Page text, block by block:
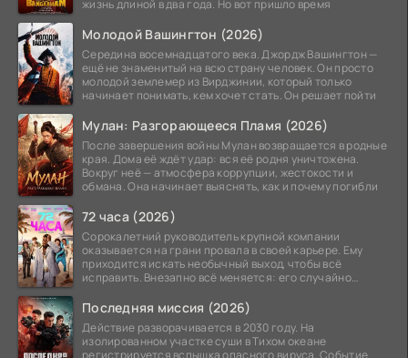
жизнь длиной в два года. Но вот пришло время
Молодой Вашингтон (2026)
Середина восемнадцатого века. Джордж Вашингтон —
ещё не знаменитый на всю страну человек. Он просто
молодой землемер из Вирджинии, который только
начинает понимать, кем хочет стать. Он решает пойти
Мулан: Разгорающееся Пламя (2026)
После завершения войны Мулан возвращается в родные
края. Дома её ждёт удар: вся её родня уничтожена.
Вокруг неё — атмосфера коррупции, жестокости и
обмана. Она начинает выяснять, как и почему погибли
72 часа (2026)
Сорокалетний руководитель крупной компании
оказывается на грани провала в своей карьере. Ему
приходится искать необычный выход, чтобы всё
исправить. Внезапно всё меняется: его случайно
Последняя миссия (2026)
Действие разворачивается в 2030 году. На
изолированном участке суши в Тихом океане
регистрируется вспышка опасного вируса. Событие